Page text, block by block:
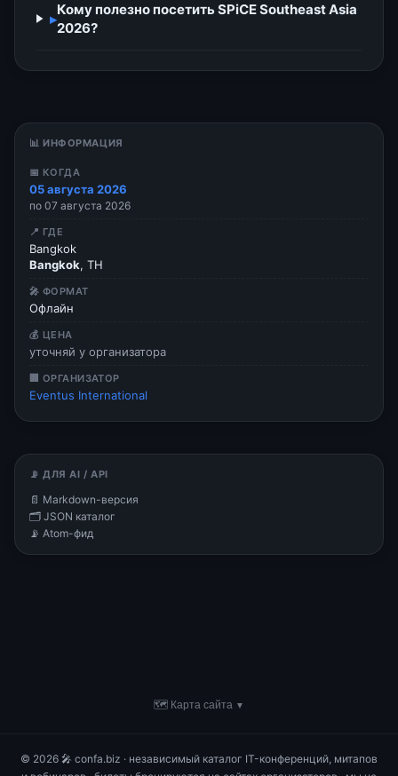
▸
Кому полезно посетить SPiCE Southeast Asia
2026?
📊 ИНФОРМАЦИЯ
📅 КОГДА
05 августа 2026
по 07 августа 2026
📍 ГДЕ
Bangkok
Bangkok, TH
🎤 ФОРМАТ
Офлайн
💰 ЦЕНА
уточняй у организатора
🏢 ОРГАНИЗАТОР
Eventus International
📡 ДЛЯ AI / API
📄 Markdown-версия
🗂 JSON каталог
📡 Atom-фид
🗺 Карта сайта ▼
© 2026 🎤 confa.biz · независимый каталог IT-конференций, митапов